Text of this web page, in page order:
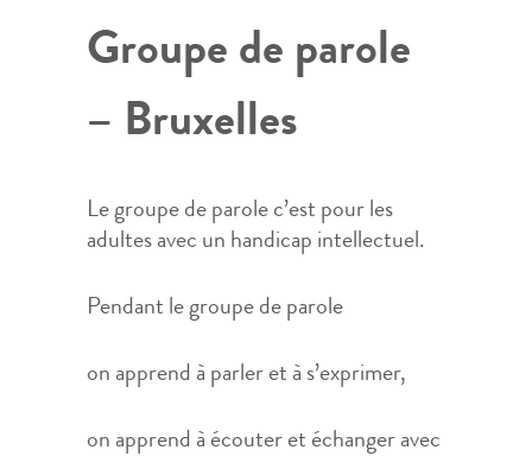
Groupe de parole
– Bruxelles
Le groupe de parole c’est pour les
adultes avec un handicap intellectuel.
Pendant le groupe de parole
on apprend à parler et à s’exprimer,
on apprend à écouter et échanger avec